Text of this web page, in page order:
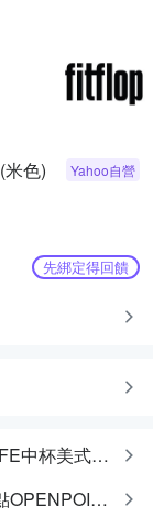
米色) Yahoo自營
先綁定得回饋
8/3-8/9 消費登記送CITY CAFE中杯美式乙杯
首次綁定uniopen帳號 送10點OPENPOINT+統一布丁一個